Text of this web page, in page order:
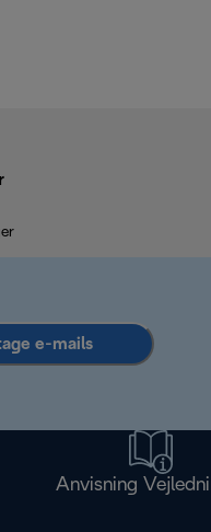
e-mails
Anvisning